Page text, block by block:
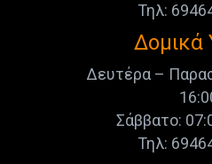
Τηλ:
Δομικά
Δευτέρα –
Σάββατο:
Τηλ: